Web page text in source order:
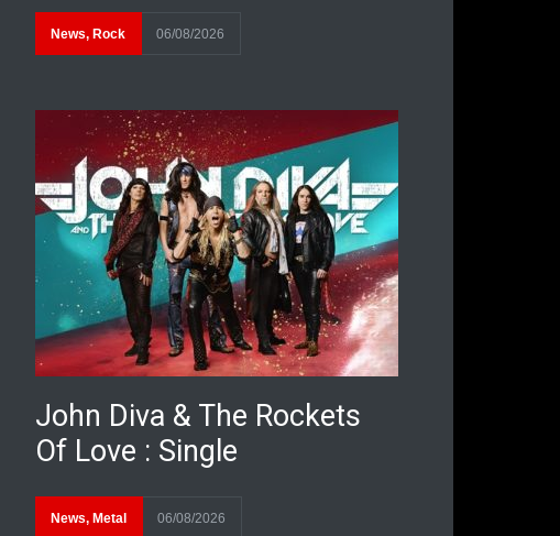
News, Rock 06/08/2026
John Diva & The Rockets
Of Love : Single
News, Metal 06/08/2026